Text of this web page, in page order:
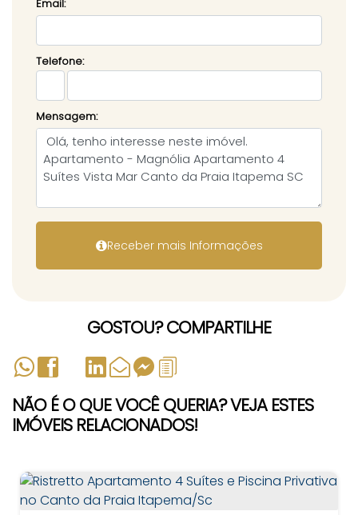
Email:
Telefone:
Mensagem:
GOSTOU? COMPARTILHE
NÃO É O QUE VOCÊ QUERIA? VEJA ESTES
IMÓVEIS RELACIONADOS!